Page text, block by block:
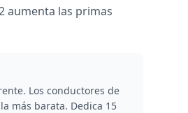
aumenta las primas
Los conductores de
más barata. Dedica 15